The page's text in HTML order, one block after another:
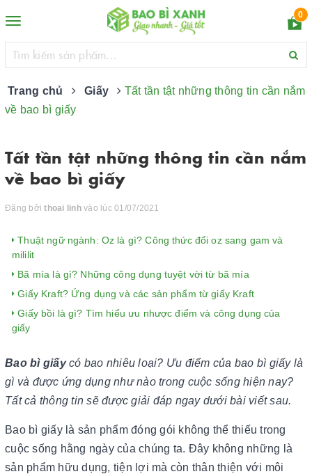
Toggle
navigation
0
Trang chủ Giấy
​​​​​​​Tất tần tật những thông tin cần nắm
về bao bì giấy
​​​​​​​Tất tần tật những thông tin cần nắm
về bao bì giấy
Đăng bởithoai linhvào lúc 01/07/2021
Thuật ngữ ngành: Oz là gì? Công thức đổi oz sang gam và
mililit
Bã mía là gì? Những công dụng tuyệt vời từ bã mía
Giấy Kraft? Ứng dụng và các sản phẩm từ giấy Kraft
Giấy bồi là gì? Tìm hiểu ưu nhược điểm và công dụng của
giấy
Bao bì giấycó bao nhiêu loại? Ưu điểm của bao bì giấy là
gì và được ứng dụng như nào trong cuộc sống hiện nay?
Tất cả thông tin sẽ được giải đáp ngay dưới bài viết sau.
Bao bì giấy là sản phẩm đóng gói không thể thiếu trong
cuộc sống hằng ngày của chúng ta. Đây không những là
sản phẩm hữu dụng, tiện lợi mà còn thân thiện với môi